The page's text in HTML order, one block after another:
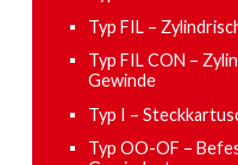
Typ FIL ​​–
Typ FIL CON ​​–
Gewinde
Typ I –
Typ OO-OF –